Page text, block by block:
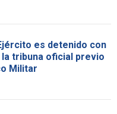
es detenido con
tribuna oficial previo
Militar